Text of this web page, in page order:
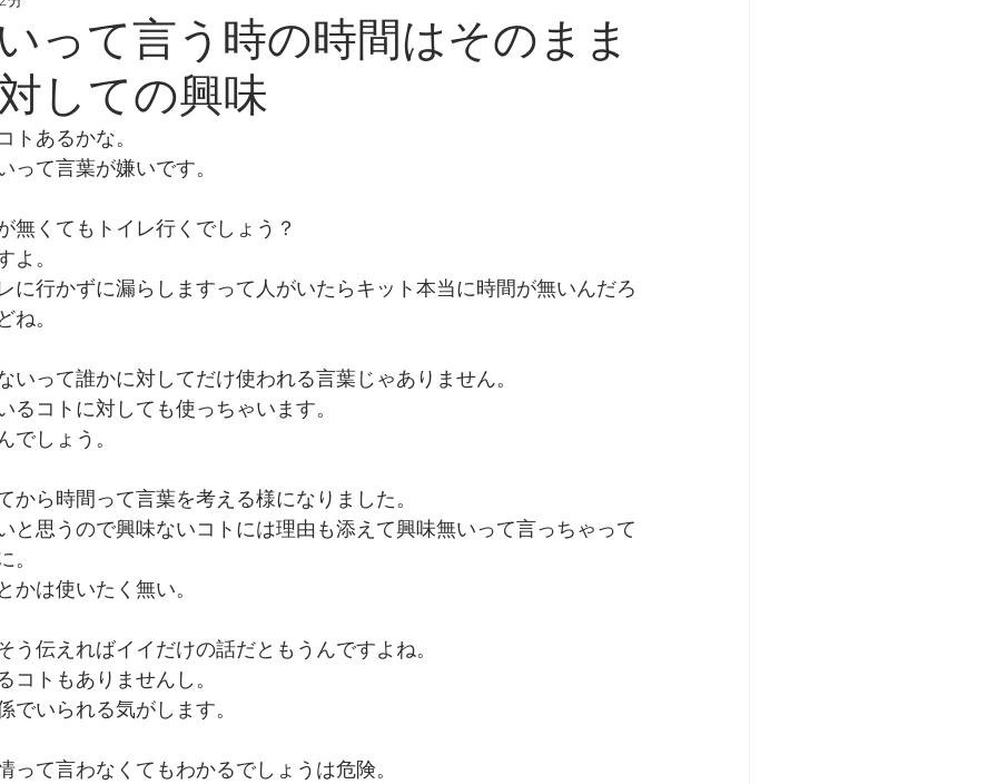
っておきたいコト
食べんじーの美味しい記事
たドキュメンタリー、二つの舞台裏
って言う時の時間はそのまま
しての興味
トあるかな。
て言葉が嫌いです。
無くてもトイレ行くでしょう？
。
に行かずに漏らしますって人がいたらキット本当に時間が無いんだろ
。
いって誰かに対してだけ使われる言葉じゃありません。
るコトに対しても使っちゃいます。
でしょう。
から時間って言葉を考える様になりました。
と思うので興味ないコトには理由も添えて興味無いって言っちゃって
は使いたく無い。
う伝えればイイだけの話だともうんですよね。
トもありませんし。
でいられる気がします。
って言わなくてもわかるでしょうは危険。